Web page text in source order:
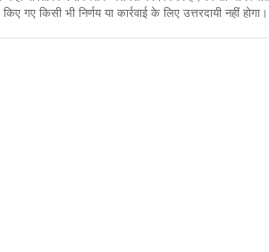
किसी भी निर्णय या कार्रवाई के लिए उत्तरदायी नहीं होगा।